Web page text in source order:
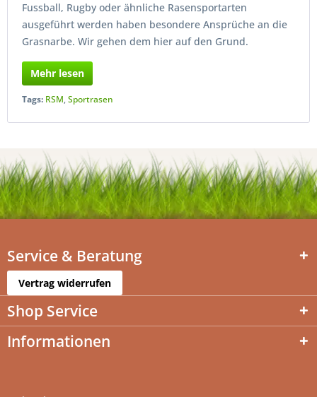
Fussball, Rugby oder ähnliche Rasensportarten
ausgeführt werden haben besondere Ansprüche an die
Grasnarbe. Wir gehen dem hier auf den Grund.
Mehr lesen
Tags: RSM,Sportrasen
Service & Beratung
Vertrag widerrufen
Shop Service
Informationen